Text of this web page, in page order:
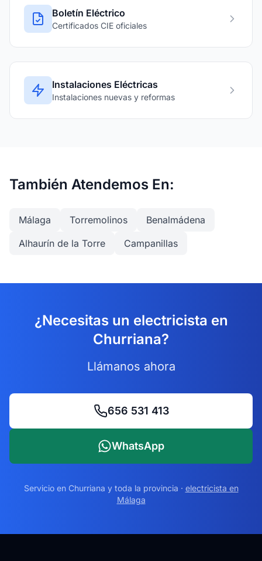
Boletín Eléctrico
Certificados CIE oficiales
Instalaciones Eléctricas
Instalaciones nuevas y reformas
También Atendemos En:
Málaga Torremolinos
Benalmádena
Alhaurín de la Torre
Campanillas
¿Necesitas un electricista en
Churriana?
Llámanos ahora
656 531 413
WhatsApp
Servicio en Churriana y toda la provincia · electricista en
Málaga